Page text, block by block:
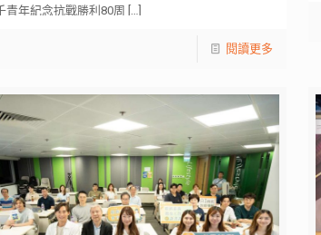
青年紀念抗戰勝利80周
[…]
閱讀更多